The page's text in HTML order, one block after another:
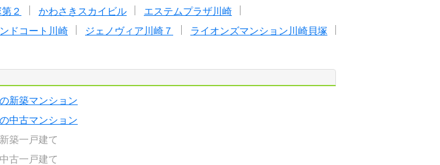
２ かわさきスカイビル
エステムプラザ川崎
ドコート川崎 ジェノヴィア川崎７
ライオンズマンション川崎貝塚
新築マンション
中古マンション
築一戸建て
古一戸建て